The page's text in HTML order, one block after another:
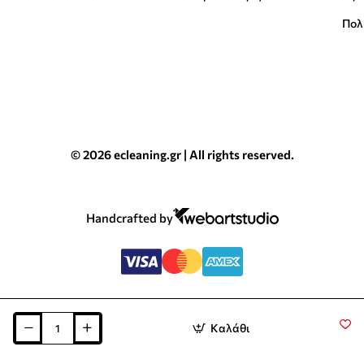
Καλάθι
© 2026 ecleaning.gr | All rights reserved.
Handcrafted by